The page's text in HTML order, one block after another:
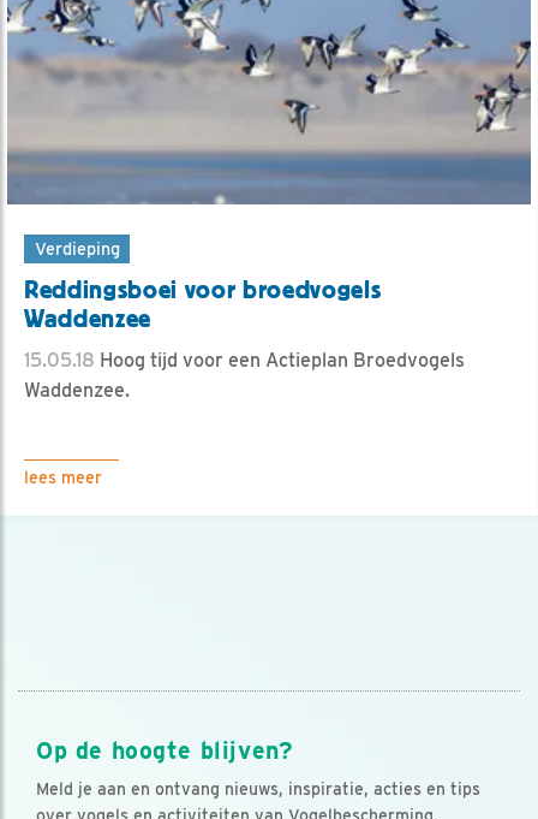
Verdieping
Reddingsboei voor broedvogels
Waddenzee
15.05.18 Hoog tijd voor een Actieplan Broedvogels
Waddenzee.
lees meer
Op de hoogte blijven?
Meld je aan en ontvang nieuws, inspiratie, acties en tips
over vogels en activiteiten van Vogelbescherming.